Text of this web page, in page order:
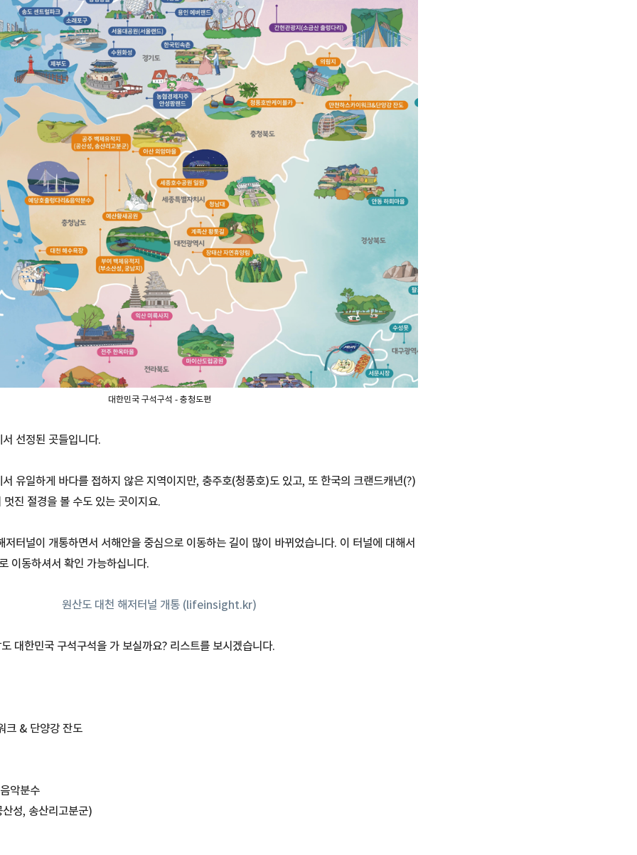
대한민국 구석구석 - 충청도편
선정된 곳들입니다.
유일하게 바다를 접하지 않은 지역이지만, 충주호(청풍호)도 있고, 또 한국의 크랜드캐년(?)
진 절경을 볼 수도 있는 곳이지요.
저터널이 개통하면서 서해안을 중심으로 이동하는 길이 많이 바뀌었습니다. 이 터널에 대해서
이동하셔서 확인 가능하십니다.
원산도 대천 해저터널 개통 (lifeinsight.kr)
대한민국 구석구석을 가 보실까요? 리스트를 보시겠습니다.
크 & 단양강 잔도
악분수
성, 송산리고분군)